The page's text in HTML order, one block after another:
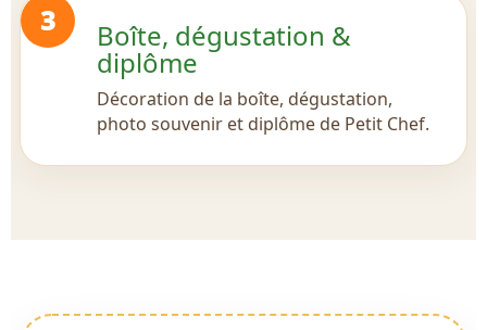
3 Boîte, dégustation &
diplôme
Décoration de la boîte, dégustation,
photo souvenir et diplôme de Petit Chef.